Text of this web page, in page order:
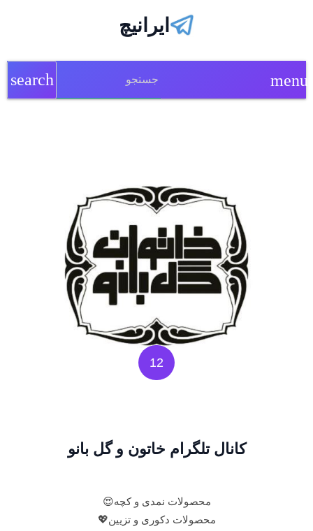
ایرانیچ
menu
search
12
کانال تلگرام خاتون و گل بانو
محصولات نمدی و کچه😍
محصولات دکوری و تزیین💖